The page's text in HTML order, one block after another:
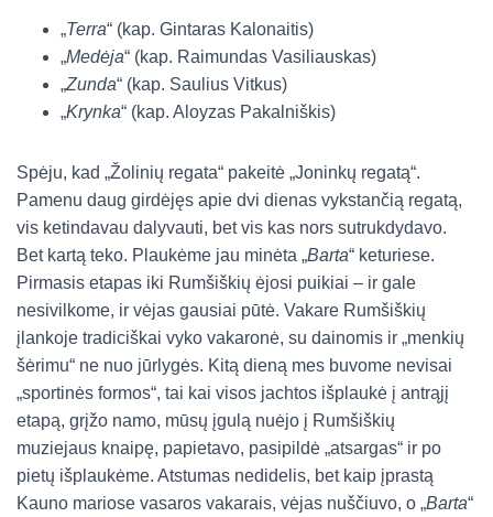
„Terra“ (kap. Gintaras Kalonaitis)
„Medėja“ (kap. Raimundas Vasiliauskas)
„Zunda“ (kap. Saulius Vitkus)
„Krynka“ (kap. Aloyzas Pakalniškis)
Spėju, kad „Žolinių regata“ pakeitė „Joninkų regatą“.
Pamenu daug girdėjęs apie dvi dienas vykstančią regatą,
vis ketindavau dalyvauti, bet vis kas nors sutrukdydavo.
Bet kartą teko. Plaukėme jau minėta „Barta“ keturiese.
Pirmasis etapas iki Rumšiškių ėjosi puikiai – ir gale
nesivilkome, ir vėjas gausiai pūtė. Vakare Rumšiškių
įlankoje tradiciškai vyko vakaronė, su dainomis ir „menkių
šėrimu“ ne nuo jūrlygės. Kitą dieną mes buvome nevisai
„sportinės formos“, tai kai visos jachtos išplaukė į antrąjį
etapą, grįžo namo, mūsų įgulą nuėjo į Rumšiškių
muziejaus knaipę, papietavo, pasipildė „atsargas“ ir po
pietų išplaukėme. Atstumas nedidelis, bet kaip įprastą
Kauno mariose vasaros vakarais, vėjas nuščiuvo, o „Barta“